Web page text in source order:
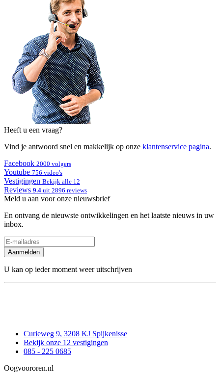
Heeft u een vraag?
Vind je antwoord snel en makkelijk op onze klantenservice pagina.
Facebook 2000 volgers
Youtube 756 video's
Vestigingen Bekijk alle 12
Reviews 9.4 uit 2896 reviews
Meld u aan voor onze nieuwsbrief
En ontvang de nieuwste ontwikkelingen en het laatste nieuws in uw
inbox.
Aanmelden
U kan op ieder moment weer uitschrijven
Curieweg 9, 3208 KJ Spijkenisse
Bekijk onze 12 vestigingen
085 - 225 0685
Oogvoororen.nl